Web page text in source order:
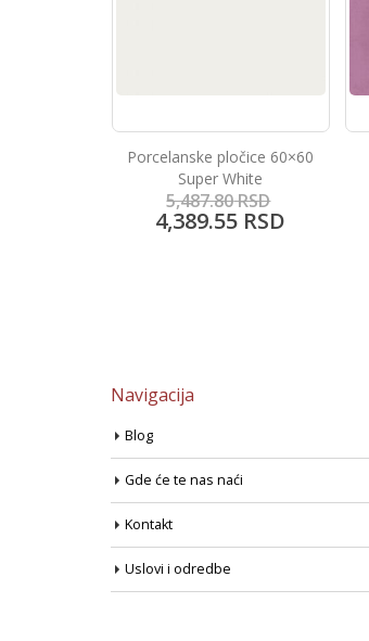
Prisma Lila
2,149.35RSD
1,719.25 RSD
Navigacija
Blog
Gde će te nas naći
Kontakt
Uslovi i odredbe